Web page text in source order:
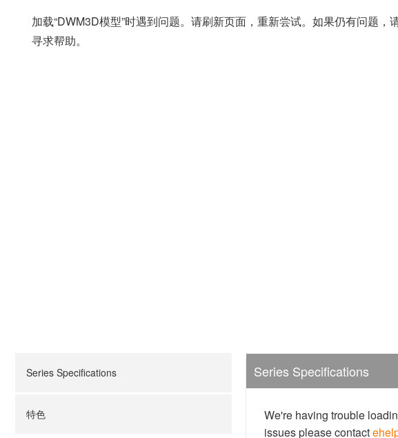
加载“DWM3D模型”时遇到问题。请刷新页面，重新尝试。如果仍有问题，
寻求帮助。
Series Specifications
特色
Series Specifications
We're having trouble
issues please contact